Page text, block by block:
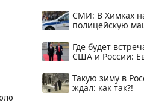
СМИ: В Химках
полицейскую
Где будет
США и России:
Такую зиму в
ждал: как так?!